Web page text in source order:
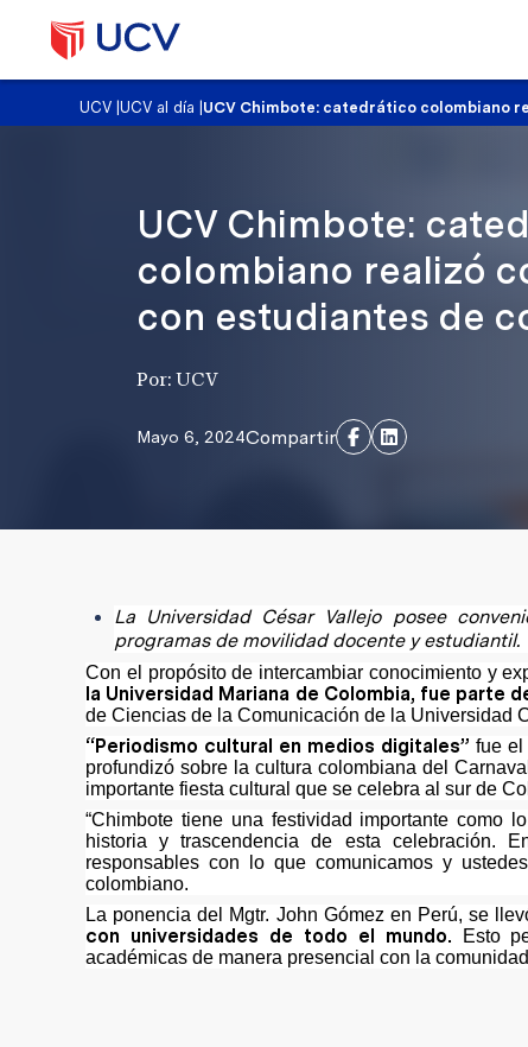
UCV |UCV al día UCV Chimbote: catedrático colombiano
UCV Chimbote:
colombiano realizó
con estudiantes de
Por: UCV
Mayo 6, 2024Compartir
La Universidad César Vallejo posee
programas de movilidad docente y estudiantil.
Con el propósito de intercambiar conocimiento y
la Universidad Mariana de Colombia, fue parte
de Ciencias de la Comunicación de la Universidad
“Periodismo cultural en medios digitales” fue el
profundizó sobre la cultura colombiana del
importante fiesta cultural que se celebra al sur de
“Chimbote tiene una festividad importante como
historia y trascendencia de esta celebración.
responsables con lo que comunicamos y
colombiano.
La ponencia del Mgtr. John Gómez en Perú, se
con universidades de todo el mundo. Esto
académicas de manera presencial con la